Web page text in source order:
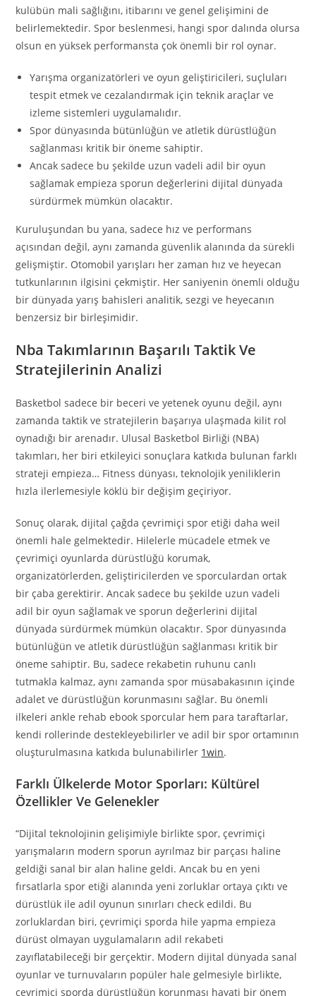
kulübün mali sağlığını, itibarını ve genel gelişimini de
belirlemektedir. Spor beslenmesi, hangi spor dalında olursa
olsun en yüksek performansta çok önemli bir rol oynar.
Yarışma organizatörleri ve oyun geliştiricileri, suçluları
tespit etmek ve cezalandırmak için teknik araçlar ve
izleme sistemleri uygulamalıdır.
Spor dünyasında bütünlüğün ve atletik dürüstlüğün
sağlanması kritik bir öneme sahiptir.
Ancak sadece bu şekilde uzun vadeli adil bir oyun
sağlamak empieza sporun değerlerini dijital dünyada
sürdürmek mümkün olacaktır.
Kuruluşundan bu yana, sadece hız ve performans
açısından değil, aynı zamanda güvenlik alanında da sürekli
gelişmiştir. Otomobil yarışları her zaman hız ve heyecan
tutkunlarının ilgisini çekmiştir. Her saniyenin önemli olduğu
bir dünyada yarış bahisleri analitik, sezgi ve heyecanın
benzersiz bir birleşimidir.
Nba Takımlarının Başarılı Taktik Ve
Stratejilerinin Analizi
Basketbol sadece bir beceri ve yetenek oyunu değil, aynı
zamanda taktik ve stratejilerin başarıya ulaşmada kilit rol
oynadığı bir arenadır. Ulusal Basketbol Birliği (NBA)
takımları, her biri etkileyici sonuçlara katkıda bulunan farklı
strateji empieza… Fitness dünyası, teknolojik yeniliklerin
hızla ilerlemesiyle köklü bir değişim geçiriyor.
Sonuç olarak, dijital çağda çevrimiçi spor etiği daha weil
önemli hale gelmektedir. Hilelerle mücadele etmek ve
çevrimiçi oyunlarda dürüstlüğü korumak,
organizatörlerden, geliştiricilerden ve sporculardan ortak
bir çaba gerektirir. Ancak sadece bu şekilde uzun vadeli
adil bir oyun sağlamak ve sporun değerlerini dijital
dünyada sürdürmek mümkün olacaktır. Spor dünyasında
bütünlüğün ve atletik dürüstlüğün sağlanması kritik bir
öneme sahiptir. Bu, sadece rekabetin ruhunu canlı
tutmakla kalmaz, aynı zamanda spor müsabakasının içinde
adalet ve dürüstlüğün korunmasını sağlar. Bu önemli
ilkeleri ankle rehab ebook sporcular hem para taraftarlar,
kendi rollerinde destekleyebilirler ve adil bir spor ortamının
oluşturulmasına katkıda bulunabilirler 1win.
Farklı Ülkelerde Motor Sporları: Kültürel
Özellikler Ve Gelenekler
“Dijital teknolojinin gelişimiyle birlikte spor, çevrimiçi
yarışmaların modern sporun ayrılmaz bir parçası haline
geldiği sanal bir alan haline geldi. Ancak bu en yeni
fırsatlarla spor etiği alanında yeni zorluklar ortaya çıktı ve
dürüstlük ile adil oyunun sınırları check edildi. Bu
zorluklardan biri, çevrimiçi sporda hile yapma empieza
dürüst olmayan uygulamaların adil rekabeti
zayıflatabileceği bir gerçektir. Modern dijital dünyada sanal
oyunlar ve turnuvaların popüler hale gelmesiyle birlikte,
çevrimiçi sporda dürüstlüğün korunması hayati bir önem